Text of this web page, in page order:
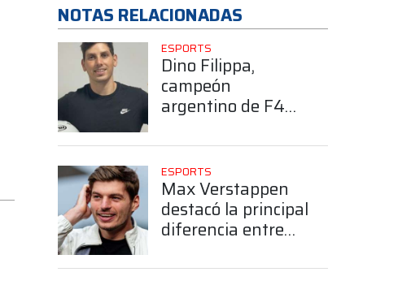
NOTAS RELACIONADAS
ESPORTS
Dino Filippa,
campeón
argentino de F4
ESPORTS
Max Verstappen
destacó la principal
diferencia entre
las carreras reales